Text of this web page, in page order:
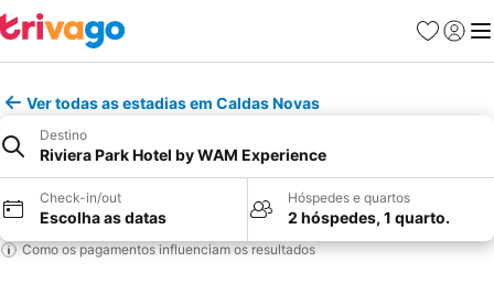
Favoritos
Iniciar
Ver todas as estadias em Caldas Novas
Destino
Riviera Park Hotel by WAM Experience
Check-in/out
Escolha as datas
Hóspedes e quartos
2 hóspedes, 1 quarto.
Como os pagamentos influenciam os resultados